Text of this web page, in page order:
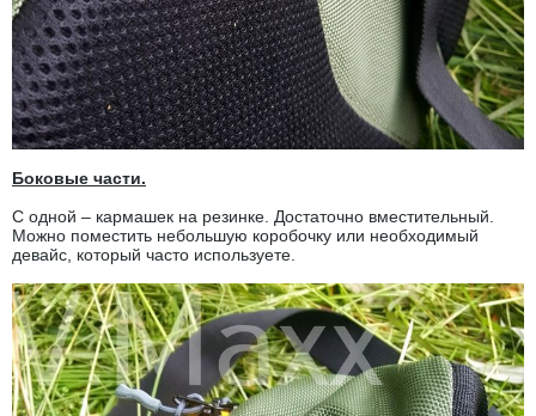
Боковые части.
С одной – кармашек на резинке. Достаточно вместительный.
Можно поместить небольшую коробочку или необходимый
девайс, который часто используете.